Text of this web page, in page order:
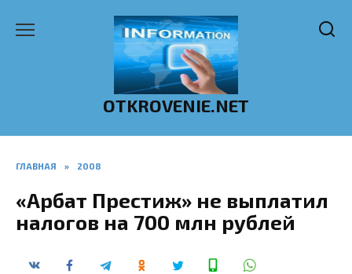
OTKROVENIE.NET
ГЛАВНАЯ » 2008
«Арбат Престиж» не выплатил
налогов на 700 млн рублей